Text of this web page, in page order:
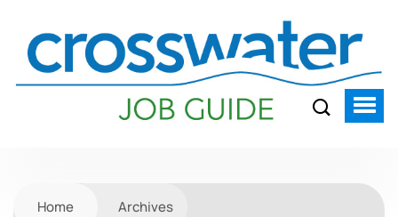
Home Archives